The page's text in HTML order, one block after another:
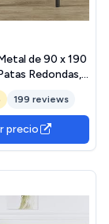
de 90 x 190
Redondas,
Altura, Marco de
de láminas
Negro
199 reviews
precio